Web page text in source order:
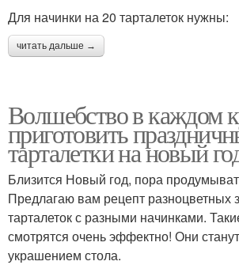
Для начинки на 20 тарталеток нужны:
читать дальше →
Волшебство в каждом
приготовить
тарталетки на новый
Близится Новый год, пора
Предлагаю вам рецепт разноцветных
тарталеток с разными начинками.
смотрятся очень эффектно! Они
украшением стола.